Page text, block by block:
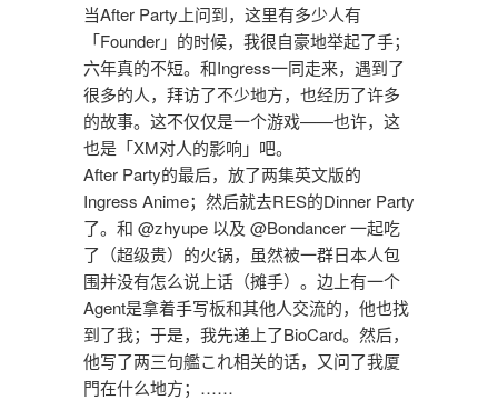
当After Party上问到，这里有多少人有
「Founder」的时候，我很自豪地举起了手；
六年真的不短。和Ingress一同走来，遇到了
很多的人，拜访了不少地方，也经历了许多
的故事。这不仅仅是一个游戏——也许，这
也是「XM对人的影响」吧。
After Party的最后，放了两集英文版的
Ingress Anime；然后就去RES的Dinner Party
了。和 @zhyupe 以及 @Bondancer 一起吃
了（超级贵）的火锅，虽然被一群日本人包
围并没有怎么说上话（摊手）。边上有一个
Agent是拿着手写板和其他人交流的，他也找
到了我；于是，我先递上了BioCard。然后，
他写了两三句艦これ相关的话，又问了我厦
門在什么地方；……